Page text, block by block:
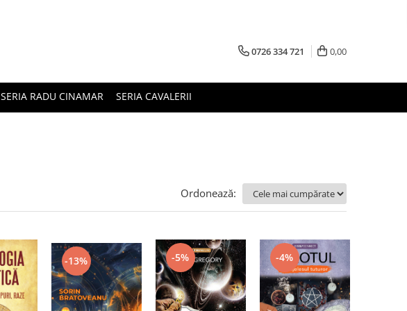
0726 334 721 0,00
SERIA RADU CINAMAR SERIA CAVALERII
Ordonează:
-13% -5% -4%